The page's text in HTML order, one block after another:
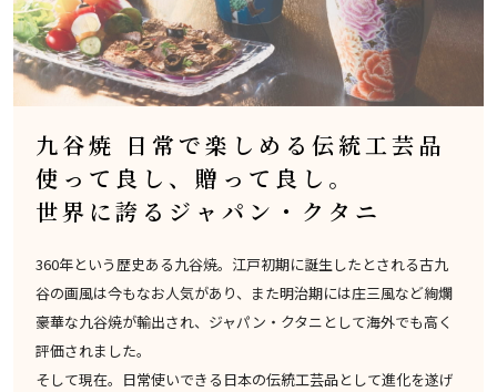
九谷焼 日常で楽しめる伝統工芸品
使って良し、贈って良し。
世界に誇るジャパン・クタニ
360年という歴史ある九谷焼。江戸初期に誕生したとされる古九
谷の画風は今もなお人気があり、また明治期には庄三風など絢爛
豪華な九谷焼が輸出され、ジャパン・クタニとして海外でも高く
評価されました。
そして現在。日常使いできる日本の伝統工芸品として進化を遂げ